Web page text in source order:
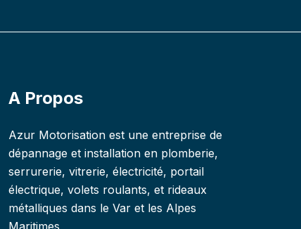
A Propos
Azur Motorisation est une entreprise de
dépannage et installation en plomberie,
serrurerie, vitrerie, électricité, portail
électrique, volets roulants, et rideaux
métalliques dans le Var et les Alpes
Maritimes